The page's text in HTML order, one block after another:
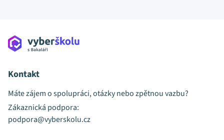
Kontakt
Máte zájem o spolupráci, otázky nebo zpětnou vazbu?
Zákaznická podpora:
podpora@vyberskolu.cz